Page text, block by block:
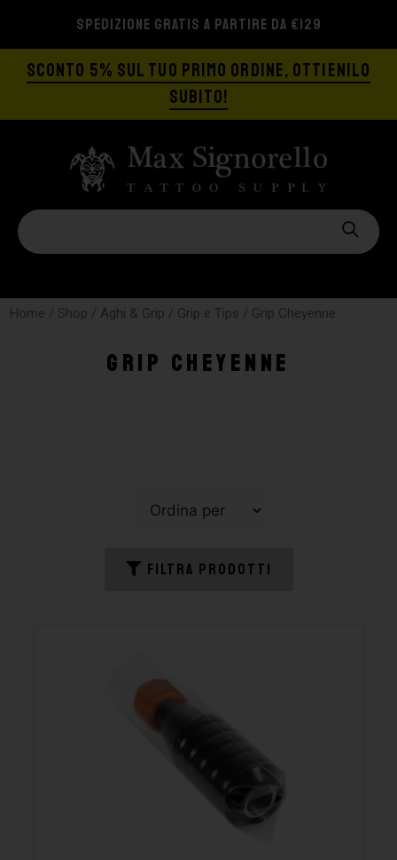
SPEDIZIONE GRATIS A PARTIRE DA €129
SCONTO 5% SUL TUO PRIMO ORDINE, OTTIENILO
SUBITO!
Home / Shop / Aghi & Grip / Grip e Tips / Grip Cheyenne
Grip Cheyenne
FILTRA PRODOTTI